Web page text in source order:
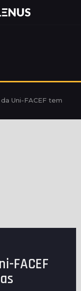
Uni-FACEF tem
FACEF